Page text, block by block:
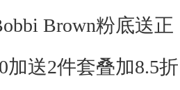
Brown粉底送正
加送2件套叠加8.5折